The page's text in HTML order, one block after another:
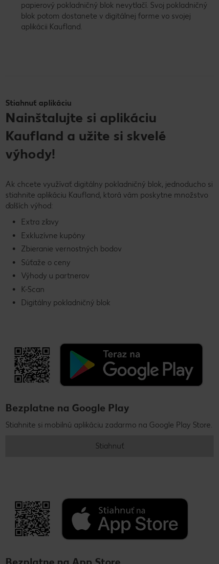
papierový pokladničný blok nevytlačí. Svoj pokladničný
blok potom dostanete v digitálnej forme vo svojej
aplikácii Kaufland.
Stiahnuť aplikáciu
Nainštalujte si aplikáciu
Kaufland a užite si skvelé
výhody!
Ak chcete využívať digitálny pokladničný blok, jednoducho si
stiahnite aplikáciu Kaufland, ktorá vám poskytne množstvo
ďalších výhod:
Extra zľavy
Exkluzívne kupóny
Zbieranie vernostných bodov
Súťaže o ceny
Výhody u partnerov
K-Scan
Digitálny pokladničný blok
Bezplatne na Google Play
Stiahnite si mobilnú aplikáciu zadarmo na Google Play Store.
Stiahnuť